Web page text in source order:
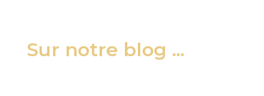
Sur notre blog ...